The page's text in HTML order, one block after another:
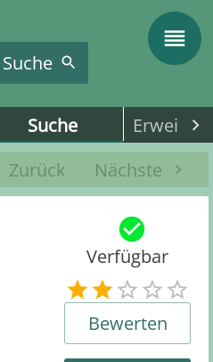
Suche
Suche
Zurück Nächste
Verfügbar
Bewerten